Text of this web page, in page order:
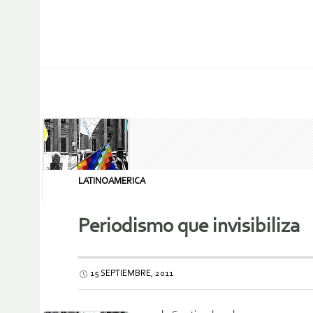
LATINOAMERICA
Periodismo que invisibiliza
15 SEPTIEMBRE, 2011